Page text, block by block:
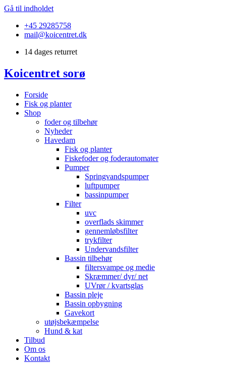
Gå til indholdet
+45 29285758
mail@koicentret.dk
14 dages returret
Koicentret sorø
Forside
Fisk og planter
Shop
foder og tilbehør
Nyheder
Havedam
Fisk og planter
Fiskefoder og foderautomater
Pumper
Springvandspumper
luftpumper
bassinpumper
Filter
uvc
overflads skimmer
gennemløbsfilter
trykfilter
Undervandsfilter
Bassin tilbehør
filtersvampe og medie
Skræmmer/ dyr/ net
UVrør / kvartsglas
Bassin pleje
Bassin opbygning
Gavekort
utøjsbekæmpelse
Hund & kat
Tilbud
Om os
Kontakt